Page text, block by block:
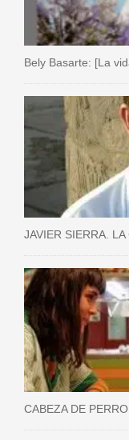
Bely Basarte: [La
JAVIER SIERRA. LA
CABEZA DE PERRO